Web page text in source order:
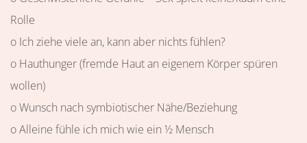
Rolle
o Ich ziehe viele an, kann aber nichts fühlen?
o Hauthunger (fremde Haut an eigenem Körper spüren
wollen)
o Wunsch nach symbiotischer Nähe/Beziehung
o Alleine fühle ich mich wie ein ½ Mensch